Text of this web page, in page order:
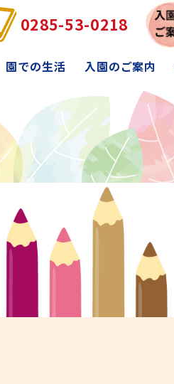
0285-53-0218
園での生活 入園のご案内